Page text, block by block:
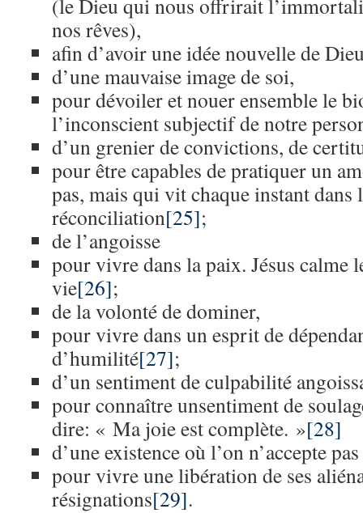
(le Dieu qui nous offrirait
nos rêves),
afin d’avoir une idée nouvelle de
d’une mauvaise image de soi,
pour dévoiler et nouer ensemble le
l’inconscient subjectif de notre
d’un grenier de convictions, de
pour être capables de pratiquer un
pas, mais qui vit chaque instant dans
réconciliation[25];
de l’angoisse
pour vivre dans la paix. Jésus calme
vie[26];
de la volonté de dominer,
pour vivre dans un esprit de
d’humilité[27];
d’un sentiment de culpabilité
pour connaître unsentiment de
dire: « Ma joie est complète. »[28]
d’une existence où l’on n’accepte
pour vivre une libération de ses
résignations[29].